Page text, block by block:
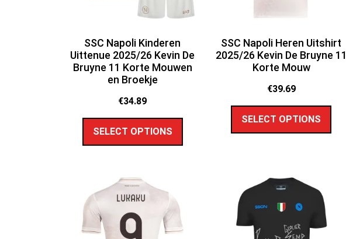
SSC Napoli Kinderen
Uittenue 2025/26 Kevin De
Bruyne 11 Korte Mouwen
en Broekje
€34.89
SELECT OPTIONS
SSC Napoli Heren Uitshirt
2025/26 Kevin De Bruyne 11
Korte Mouw
€39.69
SELECT OPTIONS